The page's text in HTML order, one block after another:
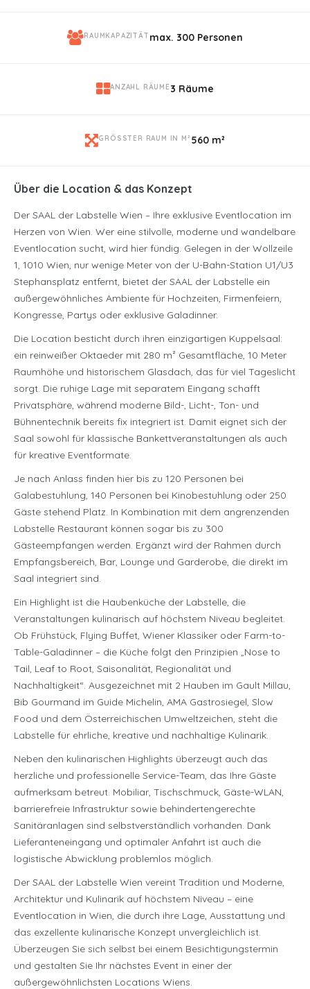
RAUMKAPAZITÄT max. 300 Personen
ANZAHL RÄUME 3 Räume
GRÖSSTER RAUM IN M² 560 m²
Über die Location & das Konzept
Der SAAL der Labstelle Wien – Ihre exklusive Eventlocation im
Herzen von Wien. Wer eine stilvolle, moderne und wandelbare
Eventlocation sucht, wird hier fündig. Gelegen in der Wollzeile
1, 1010 Wien, nur wenige Meter von der U-Bahn-Station U1/U3
Stephansplatz entfernt, bietet der SAAL der Labstelle ein
außergewöhnliches Ambiente für Hochzeiten, Firmenfeiern,
Kongresse, Partys oder exklusive Galadinner.
Die Location besticht durch ihren einzigartigen Kuppelsaal:
ein reinweißer Oktaeder mit 280 m² Gesamtfläche, 10 Meter
Raumhöhe und historischem Glasdach, das für viel Tageslicht
sorgt. Die ruhige Lage mit separatem Eingang schafft
Privatsphäre, während moderne Bild-, Licht-, Ton- und
Bühnentechnik bereits fix integriert ist. Damit eignet sich der
Saal sowohl für klassische Bankettveranstaltungen als auch
für kreative Eventformate.
Je nach Anlass finden hier bis zu 120 Personen bei
Galabestuhlung, 140 Personen bei Kinobestuhlung oder 250
Gäste stehend Platz. In Kombination mit dem angrenzenden
Labstelle Restaurant können sogar bis zu 300
Gästeempfangen werden. Ergänzt wird der Rahmen durch
Empfangsbereich, Bar, Lounge und Garderobe, die direkt im
Saal integriert sind.
Ein Highlight ist die Haubenküche der Labstelle, die
Veranstaltungen kulinarisch auf höchstem Niveau begleitet.
Ob Frühstück, Flying Buffet, Wiener Klassiker oder Farm-to-
Table-Galadinner – die Küche folgt den Prinzipien „Nose to
Tail, Leaf to Root, Saisonalität, Regionalität und
Nachhaltigkeit“. Ausgezeichnet mit 2 Hauben im Gault Millau,
Bib Gourmand im Guide Michelin, AMA Gastrosiegel, Slow
Food und dem Österreichischen Umweltzeichen, steht die
Labstelle für ehrliche, kreative und nachhaltige Kulinarik.
Neben den kulinarischen Highlights überzeugt auch das
herzliche und professionelle Service-Team, das Ihre Gäste
aufmerksam betreut. Mobiliar, Tischschmuck, Gäste-WLAN,
barrierefreie Infrastruktur sowie behindertengerechte
Sanitäranlagen sind selbstverständlich vorhanden. Dank
Lieferanteneingang und optimaler Anfahrt ist auch die
logistische Abwicklung problemlos möglich.
Der SAAL der Labstelle Wien vereint Tradition und Moderne,
Architektur und Kulinarik auf höchstem Niveau – eine
Eventlocation in Wien, die durch ihre Lage, Ausstattung und
das exzellente kulinarische Konzept unvergleichlich ist.
Überzeugen Sie sich selbst bei einem Besichtigungstermin
und gestalten Sie Ihr nächstes Event in einer der
außergewöhnlichsten Locations Wiens.